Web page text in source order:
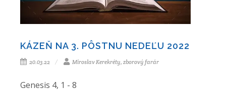
KÁZEŇ NA 3. PÔSTNU NEDEĽU 2022
20.03.22 Miroslav Kerekréty, zborový farár
Genesis 4, 1 - 8